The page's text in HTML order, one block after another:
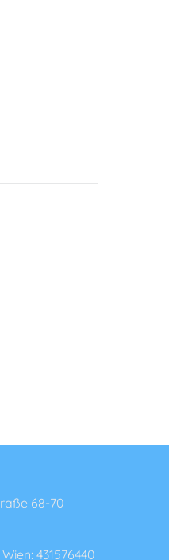
68-70
431576440